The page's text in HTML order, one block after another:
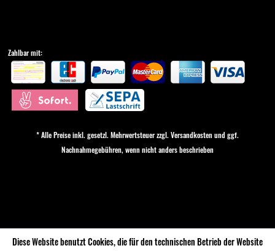
Zahlbar mit:
* Alle Preise inkl. gesetzl. Mehrwertsteuer zzgl. Versandkostenund ggf.
Nachnahmegebühren, wenn nicht anders beschrieben
Diese Website benutzt Cookies, die für den technischen Betrieb der Website